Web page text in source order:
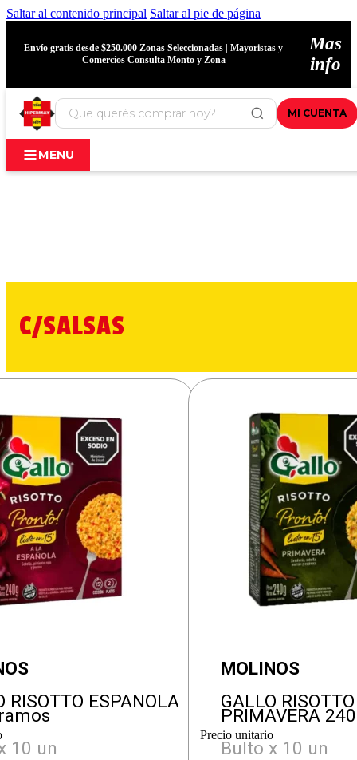
Saltar al contenido principal Saltar al pie de página
Envío gratis desde $250.000 Zonas Seleccionadas | Mayoristas y
Comercios Consulta Monto y Zona
Mas
info
MI CUENTA
MENU
C/SALSAS
RISOTTO ESPANOLA
10 un
MOLINOS
GALLO RISOTTO
PRIMAVERA
Bulto x 10 un
Precio unitario